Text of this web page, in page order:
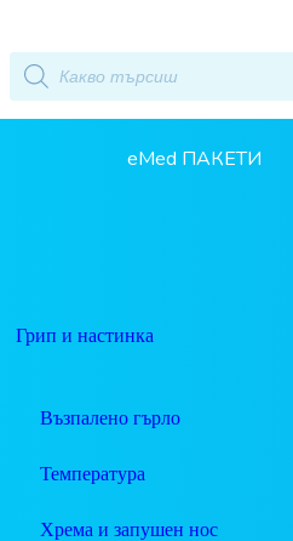
Грип и настинка
Възпалено гърло
Температура
Хрема и запушен нос
eMed ПАКЕТИ